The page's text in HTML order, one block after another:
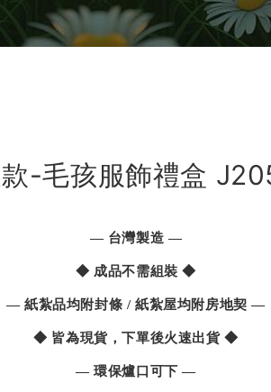
-毛孩服飾禮盒
— 台灣製造 —
◆ 成品不需組裝 ◆
— 紙紮品均附封條 / 紙紮屋均附房地契 —
◆ 皆為現貨，下單後火速出貨 ◆
— 環保爐口可下 —